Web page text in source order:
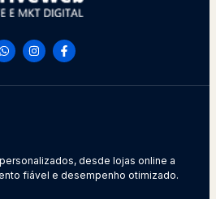
desde lojas online a
fiável e desempenho otimizado.